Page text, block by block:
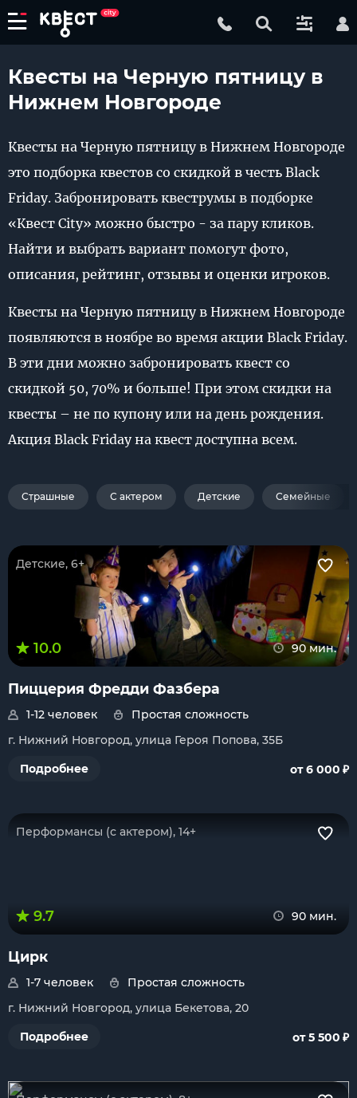
Квесты на Черную пятницу в
Нижнем Новгороде
Квесты на Черную пятницу в Нижнем Новгороде
это подборка квестов со скидкой в честь Black
Friday. Забронировать квеструмы в подборке
«Квест City» можно быстро - за пару кликов.
Найти и выбрать вариант помогут фото,
описания, рейтинг, отзывы и оценки игроков.
Квесты на Черную пятницу в Нижнем Новгороде
появляются в ноябре во время акции Black Friday.
В эти дни можно забронировать квест со
скидкой 50, 70% и больше! При этом скидки на
квесты – не по купону или на день рождения.
Акция Black Friday на квест доступна всем.
Страшные С актером Детские Семейные
Детские, 6+
10.0 90 мин.
Пиццерия Фредди Фазбера
1-12 человек
Простая сложность
г. Нижний Новгород, улица Героя Попова, 35Б
Подробнее
от 6 000 ₽
Перформансы (с актером), 14+
9.7 90 мин.
Цирк
1-7 человек
Простая сложность
г. Нижний Новгород, улица Бекетова, 20
Подробнее
от 5 500 ₽